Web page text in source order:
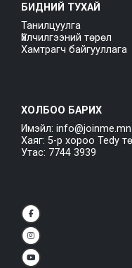
БИДНИЙ ТУХАЙ
Танилцуулга
Үйлчилгээний төрөл
Хамтрагч байгууллага
ХОЛБОО БАРИХ
Имэйл: info@joinme.mn
Хаяг: 5-р хороо Tedy
Утас: 7744 3939